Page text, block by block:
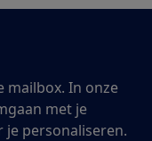
mailbox. In onze
met je
je personaliseren.